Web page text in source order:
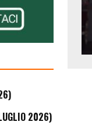
2026)